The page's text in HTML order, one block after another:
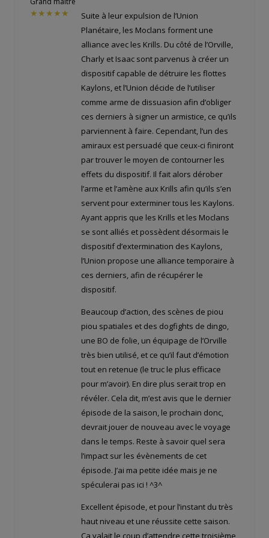
★★★★★
Suite à leur expulsion de l’Union
Planétaire, les Moclans forment une
alliance avec les Krills. Du côté de l’Orville,
Charly et Isaac sont parvenus à créer un
dispositif capable de détruire les flottes
Kaylons, et l’Union décide de l’utiliser
comme arme de dissuasion afin d’obliger
ces derniers à signer un armistice, ce qu’ils
parviennent à faire. Cependant, l’un des
amiraux est persuadé que ceux-ci finiront
par trouver le moyen de contourner les
effets du dispositif. Il fait alors dérober
l’arme et l’amène aux Krills afin qu’ils s’en
servent pour exterminer tous les Kaylons.
Ayant appris que les Krills et les Moclans
se sont alliés et possèdent désormais le
dispositif d’extermination des Kaylons,
l’Union propose une alliance temporaire à
ces derniers, afin de récupérer le
dispositif.
Beaucoup d’action, des scènes de piou
piou spatiales et des dogfights de dingo,
une BO de folie, un équipage de l’Orville
très bien utilisé, et ce qu’il faut d’émotion
tout en retenue (le truc le plus efficace
pour m’avoir). En dire plus serait trop en
révéler. Cela dit, m’est avis que le dernier
épisode de la saison, le prochain donc,
devrait jouer de nouveau avec le voyage
dans le temps. Reste à savoir quel sera
l’impact sur les évènements de cet
épisode. J’ai ma petite idée mais je ne
spéculerai pas ici ! ^3^
Excellent épisode, et pour l’instant du très
haut niveau et une réussite cette saison.